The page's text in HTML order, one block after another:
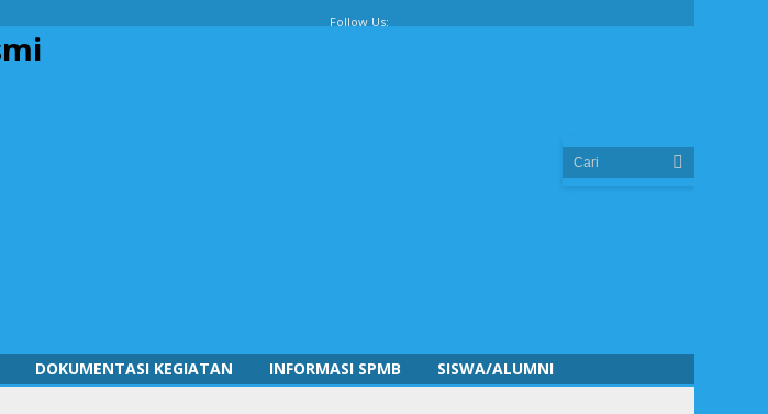
Follow Us:
DOKUMENTASI KEGIATAN INFORMASI SPMB SISWA/ALUMNI